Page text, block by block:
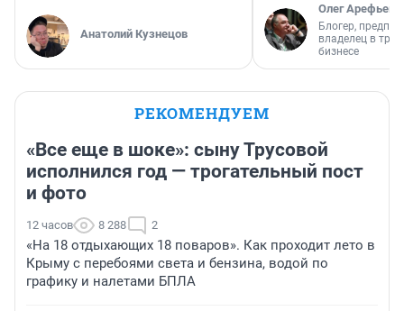
Анатолий Кузнецов
Олег Арефьев
Блогер,
владелец в
бизнесе
РЕКОМЕНДУЕМ
«Все еще в шоке»: сыну Трусовой
исполнился год — трогательный пост
и фото
12 часов 8 288 2
«На 18 отдыхающих 18 поваров». Как проходит лето в
Крыму с перебоями света и бензина, водой по
графику и налетами БПЛА